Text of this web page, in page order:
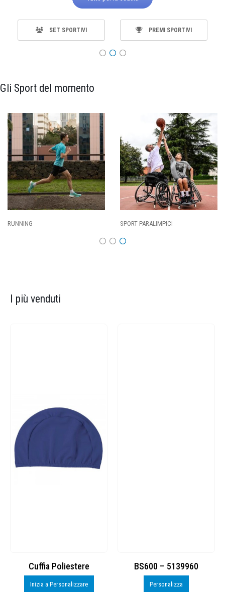
SET SPORTIVI PREMI SPORTIVI
Gli Sport del momento
RUNNING SPORT PARALIMPICI
I più venduti
Cuffia Poliestere
Inizia a Personalizzare
BS600 – 5139960
Personalizza